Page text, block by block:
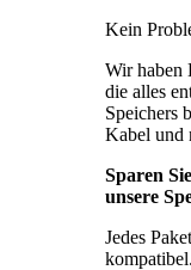
Kein
Wir haben
die alles
Speichers
Kabel und
Sparen
unsere
Jedes
kompatibel.